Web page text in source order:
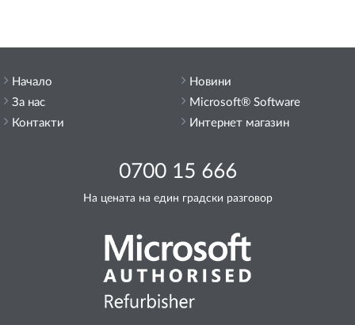
Начало
За нас
Контакти
0700 15 666
На цената на един градски разговор
Новини
Microsoft® Software
Интернет магазин